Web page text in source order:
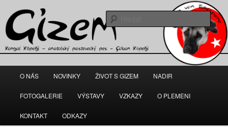
kangal-gizem.cz
navigační
Přejít
k
hlavnímu
O NÁS NOVINKY ŽIVOT S GIZEM NADIR
FOTOGALERIE VÝSTAVY VZKAZY O PLEMENI
KONTAKT ODKAZY